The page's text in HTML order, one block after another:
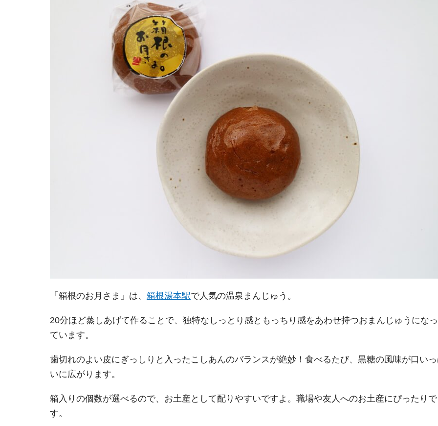
「箱根のお月さま」は、 箱根湯本駅で人気の温泉まんじゅう。
20分ほど蒸しあげて作ることで、独特なしっとり感ともっちり感をあわせ持つおまんじゅうになっ
ています。
歯切れのよい皮にぎっしりと入ったこしあんのバランスが絶妙！食べるたび、黒糖の風味が口い
いに広がります。
箱入りの個数が選べるので、お土産として配りやすいですよ。職場や友人へのお土産にぴったりで
す。